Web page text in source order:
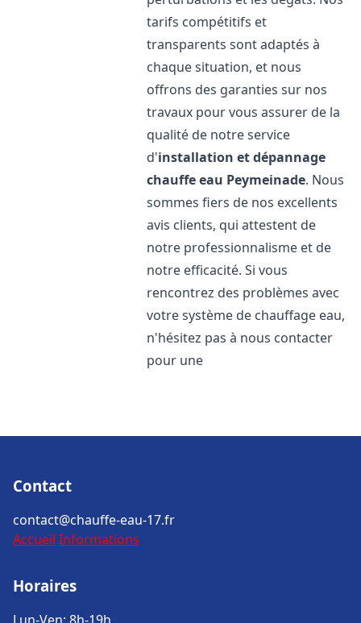
tarifs compétitifs et
transparents sont adaptés à
chaque situation, et nous
offrons des garanties sur nos
travaux pour vous assurer de la
qualité de notre service
d'installation et dépannage
chauffe eau Peymeinade. Nous
sommes fiers de nos excellents
avis clients, qui attestent de
notre professionnalisme et de
notre efficacité. Si vous
rencontrez des problèmes avec
votre système de chauffage eau,
n'hésitez pas à nous contacter
pour une
Contact
contact@chauffe-eau-17.fr
Accueil Informations
Horaires